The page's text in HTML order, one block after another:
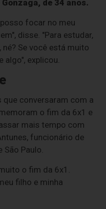
de 34 anos.
focar no meu
disse. "Para estudar,
Se você está muito
algo", explicou.
que conversaram com a
o fim da 6x1 e
mais tempo com
funcionário de
São Paulo.
o fim da 6x1.
filho e minha